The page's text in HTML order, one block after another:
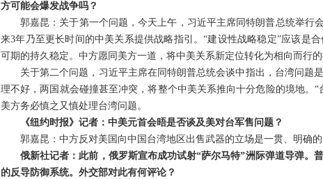
方可能会爆发战争吗？
郭嘉昆：关于第一个问题，今天上午，习近平主席同特朗普总统举行
来3年乃至更长时间的中美关系提供战略指引。“建设性战略稳定”应该是
可期的持久稳定。中方愿同美方一道，将中美关系新定位转化为相向而行
关于第二个问题，习近平主席在同特朗普总统会谈中指出，台湾问题
理不好，两国就会碰撞甚至冲突，将整个中美关系推向十分危险的境地。
美方务必慎之又慎处理台湾问题。
《纽约时报》记者：中美元首会晤是否谈及美对台军售问题？
郭嘉昆：中方反对美国向中国台湾地区出售武器的立场是一贯、明确的
俄新社记者：此前，俄罗斯宣布成功试射“萨尔马特”洲际弹道导弹。
的反导防御系统。外交部对此有何评论？